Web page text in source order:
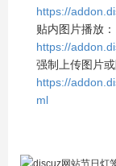
https://
贴内图片播放：
https://
强制上传图片或
https://
ml